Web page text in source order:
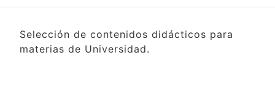
Selección de contenidos didácticos para
materias de Universidad.